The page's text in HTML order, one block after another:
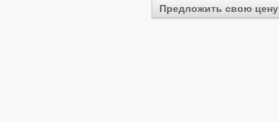
Предложить свою цену